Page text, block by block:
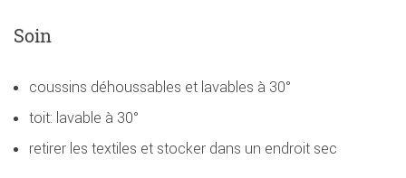
Soin
coussins déhoussables et lavables à 30°
toit: lavable à 30°
retirer les textiles et stocker dans un endroit sec